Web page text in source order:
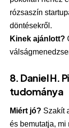
rózsaszín
döntésekről.
Kinek ajánlott?
8. Daniel H.
tudománya
Miért jó? Szakít
és bemutatja, mi